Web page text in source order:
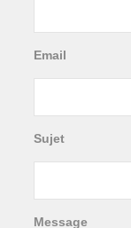
Email
Sujet
Message